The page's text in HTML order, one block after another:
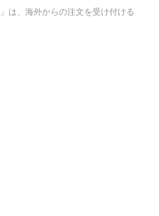
は、海外からの注文を受け付ける